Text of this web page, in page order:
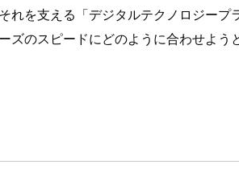
れを支える「デジタルテクノロジー
ズのスピードにどのように合わせよ